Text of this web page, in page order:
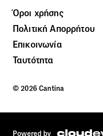
Όροι χρήσης
Πολιτική Απορρήτου
Επικοινωνία
Ταυτότητα
© 2026 Cantina
Powered by